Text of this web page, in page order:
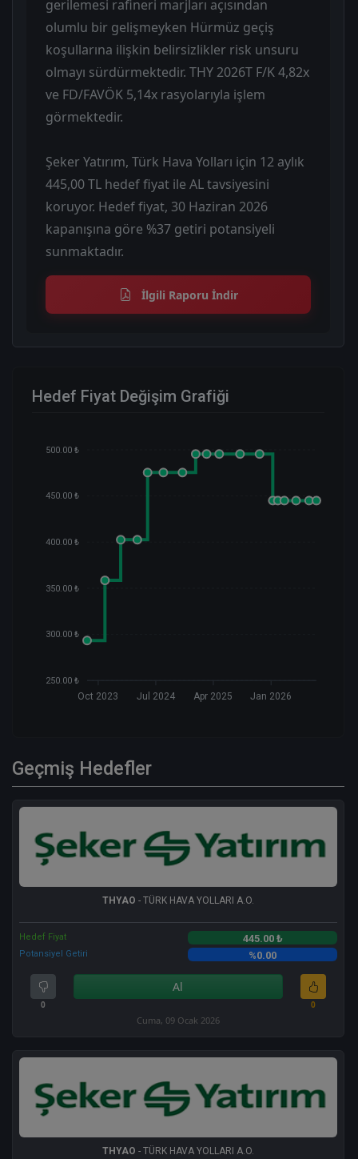
gerilemesi rafineri marjları açısından
olumlu bir gelişmeyken Hürmüz geçiş
koşullarına ilişkin belirsizlikler risk unsuru
olmayı sürdürmektedir. THY 2026T F/K 4,82x
ve FD/FAVÖK 5,14x rasyolarıyla işlem
görmektedir.
Şeker Yatırım, Türk Hava Yolları için 12 aylık
445,00 TL hedef fiyat ile AL tavsiyesini
koruyor. Hedef fiyat, 30 Haziran 2026
kapanışına göre %37 getiri potansiyeli
sunmaktadır.
İlgili Raporu İndir
Hedef Fiyat Değişim Grafiği
500.00 ₺
450.00 ₺
400.00 ₺
350.00 ₺
300.00 ₺
250.00 ₺
Oct 2023 Jul 2024 Apr 2025 Jan 2026
Geçmiş Hedefler
THYAO - TÜRK HAVA YOLLARI A.O.
Hedef Fiyat 445.00 ₺
Potansiyel Getiri %0.00
0
Al
0
Cuma, 09 Ocak 2026
THYAO - TÜRK HAVA YOLLARI A.O.